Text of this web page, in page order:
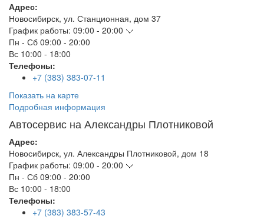
Адрес:
Новосибирск, ул. Станционная, дом 37
График работы: 09:00 - 20:00
Пн - Сб 09:00 - 20:00
Вс 10:00 - 18:00
Телефоны:
+7 (383) 383-07-11
Показать на карте
Подробная информация
Автосервис на Александры Плотниковой
Адрес:
Новосибирск, ул. Александры Плотниковой, дом 18
График работы: 09:00 - 20:00
Пн - Сб 09:00 - 20:00
Вс 10:00 - 18:00
Телефоны:
+7 (383) 383-57-43